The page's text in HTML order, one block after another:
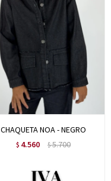
CHAQUETA NOA - NEGRO
$ 4.560 $5.700